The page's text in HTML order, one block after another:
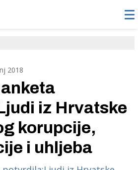
2018
iz Hrvatske
korupcije,
i uhljeba